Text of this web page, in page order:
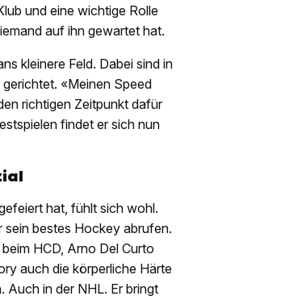
und eine wichtige Rolle
auf ihn gewartet hat.
kleinere Feld. Dabei sind in
«Meinen Speed
richtigen Zeitpunkt dafür
findet er sich nun
hat, fühlt sich wohl.
sein bestes Hockey abrufen.
HCD, Arno Del Curto
auch die körperliche Härte
Auch in der NHL. Er bringt